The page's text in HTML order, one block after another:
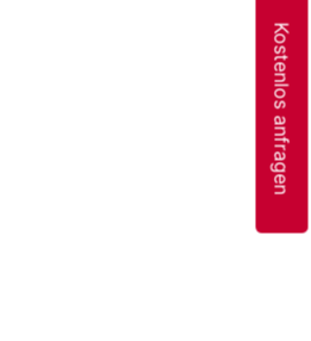
Kostenlos anfragen